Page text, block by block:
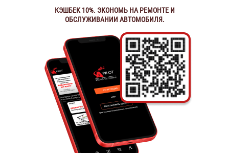
КЭШБЕК 10%. ЭКОНОМЬ НА РЕМОНТЕ И
ОБСЛУЖИВАНИИ АВТОМОБИЛЯ.